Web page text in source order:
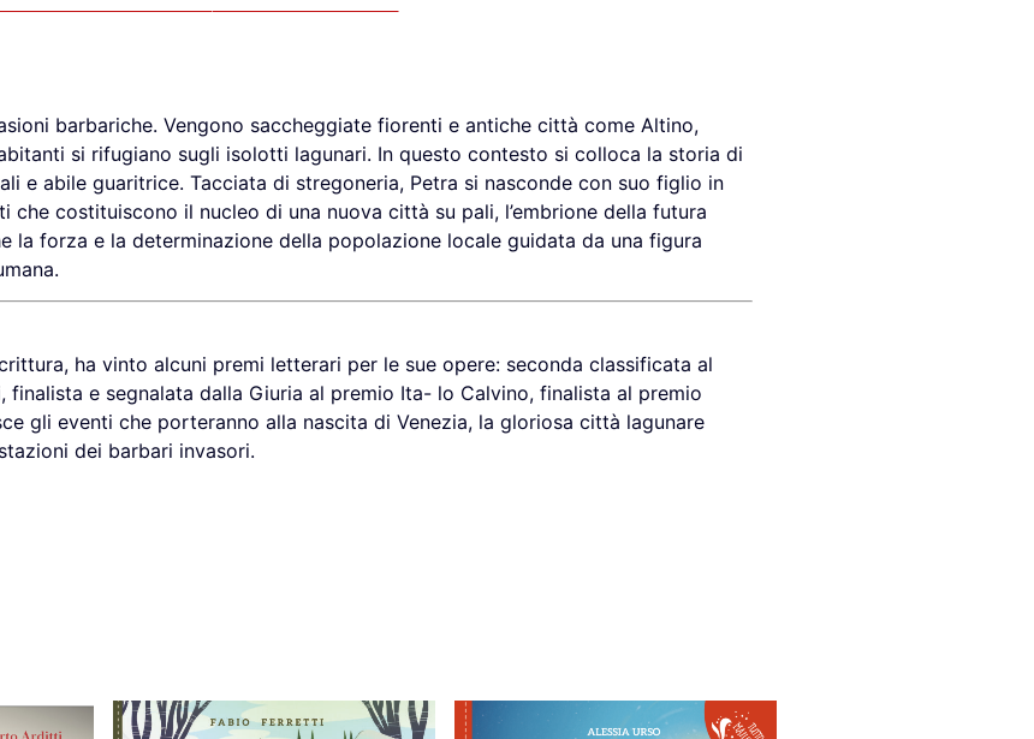
barbariche. Vengono saccheggiate fiorenti e antiche città come Altino,
si rifugiano sugli isolotti lagunari. In questo contesto si colloca la storia di
e abile guaritrice. Tacciata di stregoneria, Petra si nasconde con suo figlio in
costituiscono il nucleo di una nuova città su pali, l’embrione della futura
la forza e la determinazione della popolazione locale guidata da una figura
ha vinto alcuni premi letterari per le sue opere: seconda classificata al
e segnalata dalla Giuria al premio Ita- lo Calvino, finalista al premio
gli eventi che porteranno alla nascita di Venezia, la gloriosa città lagunare
dei barbari invasori.